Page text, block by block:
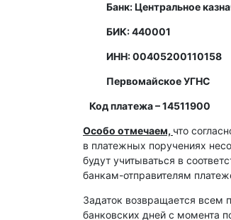
Банк: Центральное
БИК: 440001
ИНН: 00405200110158
Первомайское УГНС
Код платежа – 14511900
Особо отмечаем, что
в платежных поручениях
будут учитываться в
банкам-отправителям
Задаток возвращается всем
банковских дней с момента